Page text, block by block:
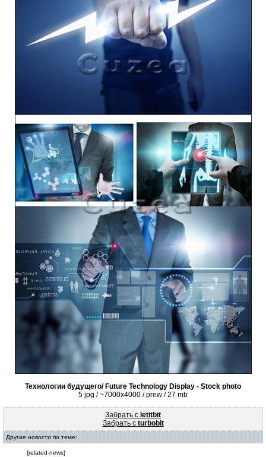
Технологии будущего/ Future Technology Display - Stock photo
5 jpg / ~7000x4000 / prew / 27 mb
Забрать с letitbit
Забрать с turbobit
Другие новости по теме:
{related-news}